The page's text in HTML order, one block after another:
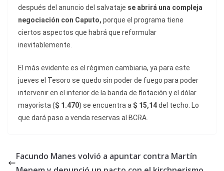
después del anuncio del salvataje se abrirá una compleja
negociación con Caputo, porque el programa tiene
ciertos aspectos que habrá que reformular
inevitablemente.
El más evidente es el régimen cambiaria, ya para este
jueves el Tesoro se quedo sin poder de fuego para poder
intervenir en el interior de la banda de flotación y el dólar
mayorista ($ 1.470) se encuentra a $ 15,14del techo. Lo
que dará paso a venda reservas al BCRA.
Facundo Manes volvió a apuntar contra Martín